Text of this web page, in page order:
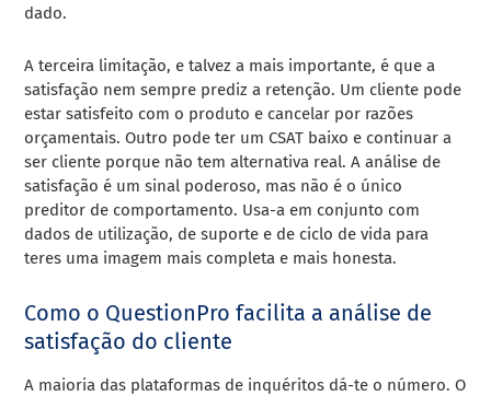
dado.
A terceira limitação, e talvez a mais importante, é que a
satisfação nem sempre prediz a retenção. Um cliente pode
estar satisfeito com o produto e cancelar por razões
orçamentais. Outro pode ter um CSAT baixo e continuar a
ser cliente porque não tem alternativa real. A análise de
satisfação é um sinal poderoso, mas não é o único
preditor de comportamento. Usa-a em conjunto com
dados de utilização, de suporte e de ciclo de vida para
teres uma imagem mais completa e mais honesta.
Como o QuestionPro facilita a análise de
satisfação do cliente
A maioria das plataformas de inquéritos dá-te o número. O